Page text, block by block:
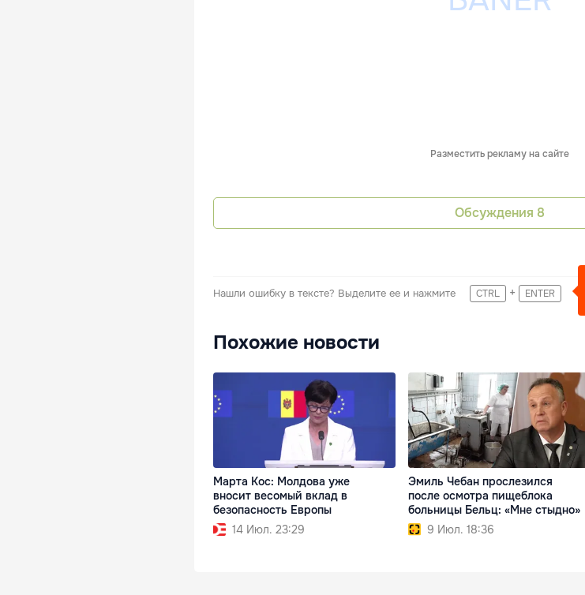
Разместить рекламу на сайте
Обсуждения 8
Нашли ошибку в тексте? Выделите ее и нажмите CTRL + ENTER
Похожие новости
Марта Кос: Молдова уже
вносит весомый вклад в
безопасность Европы
14 Июл. 23:29
Эмиль Чебан прослезился
после осмотра пищеблока
больницы Бельц: «Мне стыдно»
9 Июл. 18:36